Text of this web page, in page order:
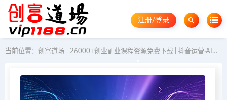
注册/登录
当前位置： 创富道场 - 26000+创业副业课程资源免费下载 | 抖音运营·AI教程·GEO优化